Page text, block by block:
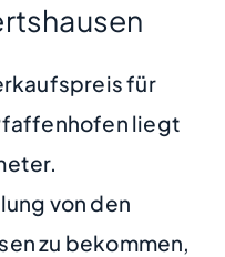
für
liegt
von den
zu bekommen,